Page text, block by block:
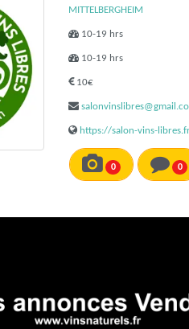
MITTELBERGHEIM
10-19 hrs
10-19 hrs
10€
https://salon-vins-
0 0